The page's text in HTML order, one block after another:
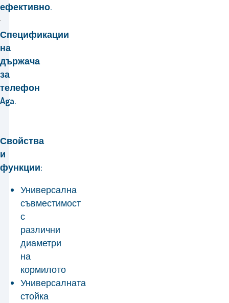
ефективно.
Спецификации
на
държача
за
телефон
Aga.
Свойства
и
функции:
Универсална
съвместимост
с
различни
диаметри
на
кормилото
Универсалната
стойка